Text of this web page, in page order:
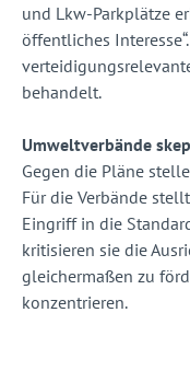
und Lkw-Parkplätze
öffentliches
behandelt.
Umweltverbände
Gegen die Pläne
Für die Verbände
Eingriff in die
kritisieren sie die
gleichermaßen zu
konzentrieren.